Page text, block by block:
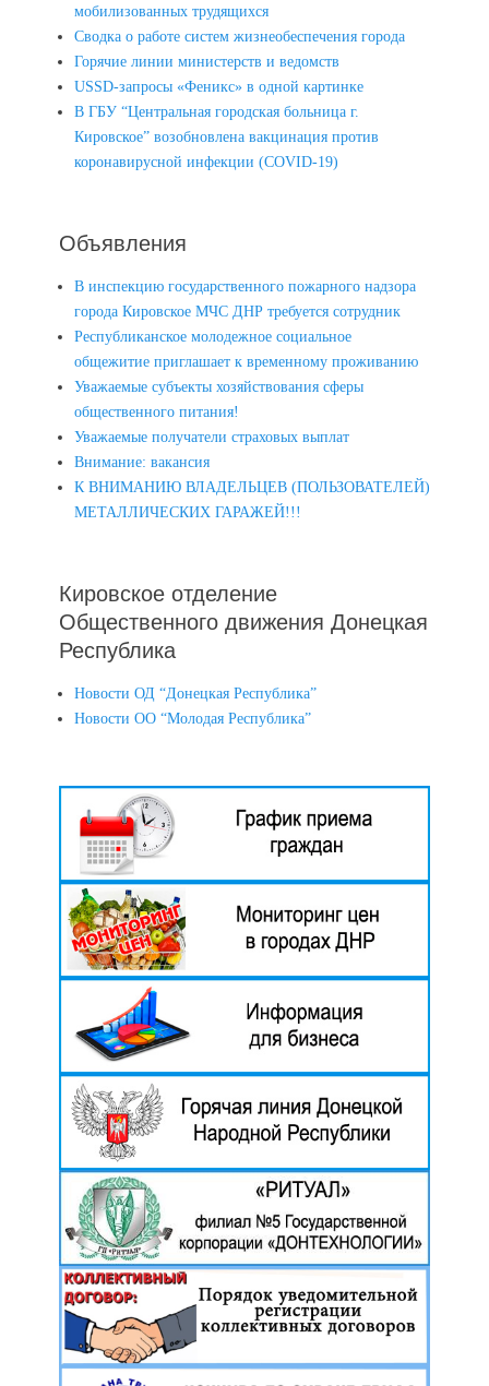
мобилизованных трудящихся
Сводка о работе систем жизнеобеспечения города
Горячие линии министерств и ведомств
USSD-запросы «Феникс» в одной картинке
В ГБУ “Центральная городская больница г.
Кировское” возобновлена вакцинация против
коронавирусной инфекции (COVID-19)
Объявления
В инспекцию государственного пожарного надзора
города Кировское МЧС ДНР требуется сотрудник
Республиканское молодежное социальное
общежитие приглашает к временному проживанию
Уважаемые субъекты хозяйствования сферы
общественного питания!
Уважаемые получатели страховых выплат
Внимание: вакансия
К ВНИМАНИЮ ВЛАДЕЛЬЦЕВ (ПОЛЬЗОВАТЕЛЕЙ)
МЕТАЛЛИЧЕСКИХ ГАРАЖЕЙ!!!
Кировское отделение
Общественного движения Донецкая
Республика
Новости ОД “Донецкая Республика”
Новости ОО “Молодая Республика”